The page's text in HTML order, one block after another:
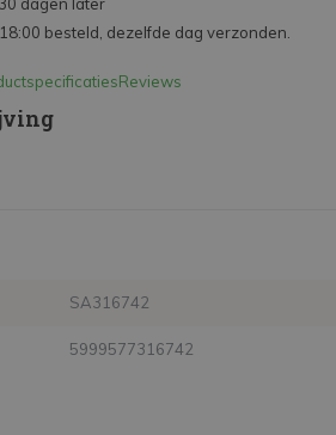
besteld, dezelfde dag verzonden.
Reviews
SA316742
5999577316742